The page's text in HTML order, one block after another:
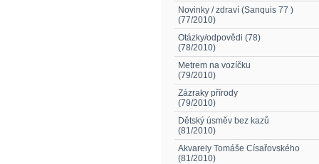
Novinky / zdraví (Sanquis 77 )
(77/2010)
Otázky/odpovědi (78)
(78/2010)
Metrem na vozíčku
(79/2010)
Zázraky přírody
(79/2010)
Dětský úsměv bez kazů
(81/2010)
Akvarely Tomáše Císařovského
(81/2010)